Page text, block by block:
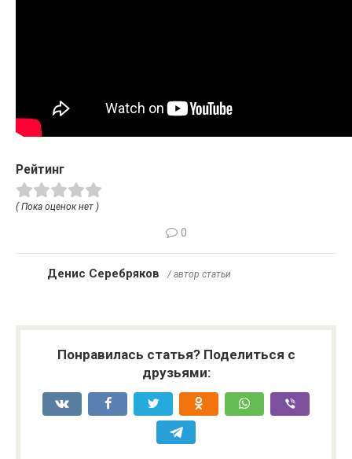
Рейтинг
( Пока оценок нет )
0
Денис Серебряков / автор статьи
Понравилась статья? Поделиться с
друзьями: